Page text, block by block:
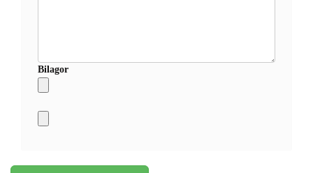
Bilagor